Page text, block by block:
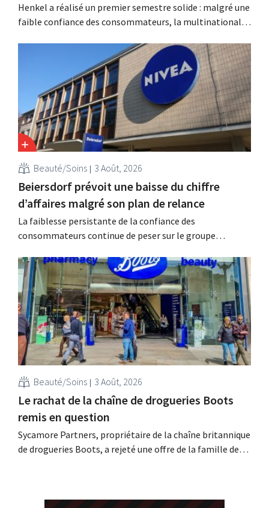
Henkel a réalisé un premier semestre solide : malgré une
faible confiance des consommateurs, la multinationale
des soins capillaires et des lessives, et intensifie ses
activités d'acquisition.
Beauté/Soins 3 Août, 2026
Beiersdorf prévoit une baisse du chiffre
d’affaires malgré son plan de relance
La faiblesse persistante de la confiance des
consommateurs continue de peser sur le groupe
multinationale s'attend désormais même à une légère
baisse de son chiffre d'affaires pour l'ensemble de
l'exercice.
Beauté/Soins 3 Août, 2026
Le rachat de la chaîne de drogueries Boots
remis en question
Sycamore Partners, propriétaire de la chaîne britannique
de drogueries Boots, a rejeté une offre de la famille de